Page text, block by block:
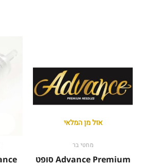
אזל מן המלאי
מחטי בר
Advance Premium סופט